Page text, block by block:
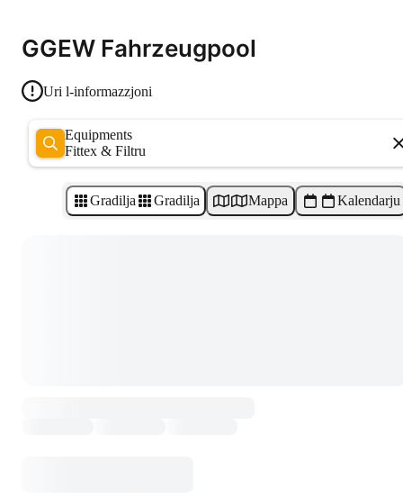
GGEW Fahrzeugpool
Uri l-informazzjoni
Equipments
Fittex & Filtru
Gradilja Gradilja Mappa Kalendarju